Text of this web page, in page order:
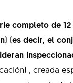
completo de
(es decir, el
, creada